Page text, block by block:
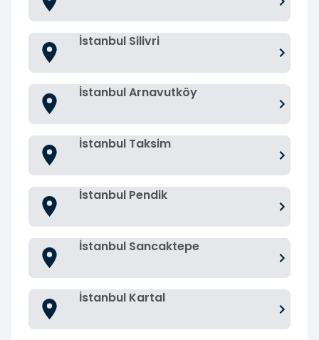
İstanbul Silivri
İstanbul Arnavutköy
İstanbul Taksim
İstanbul Pendik
İstanbul Sancaktepe
İstanbul Kartal